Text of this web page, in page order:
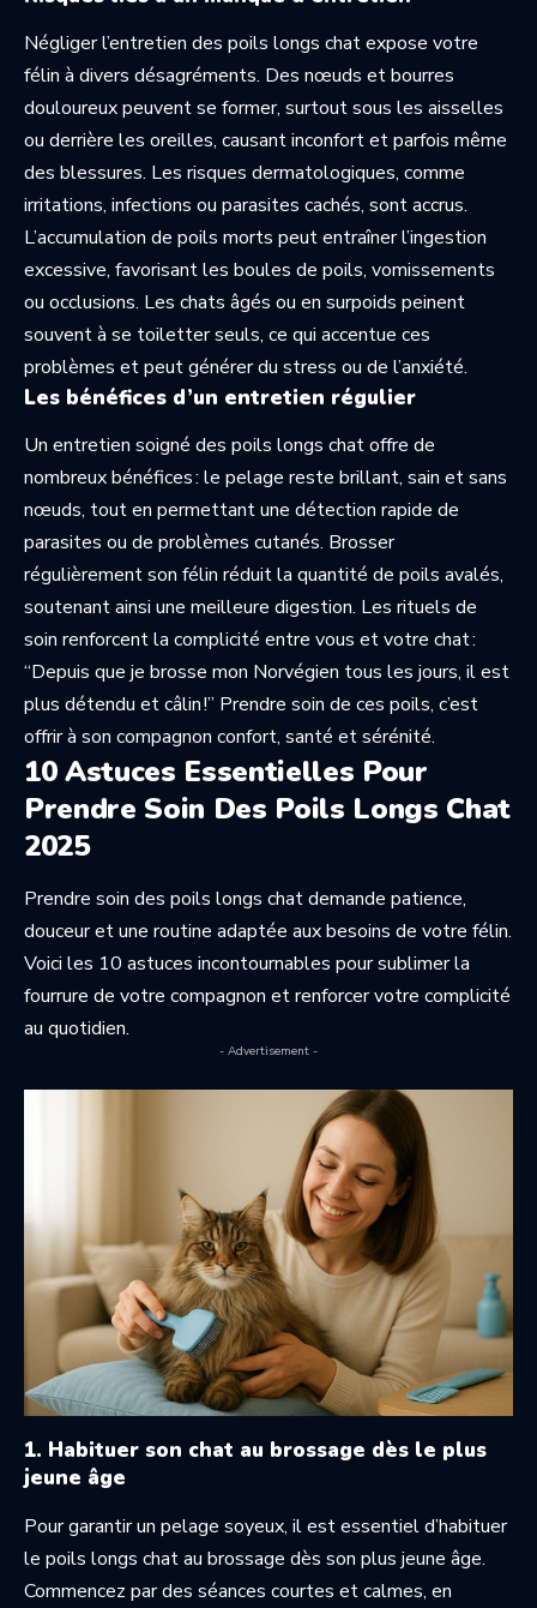
Négliger l’entretien des poils longs chat expose votre
félin à divers désagréments. Des nœuds et bourres
douloureux peuvent se former, surtout sous les aisselles
ou derrière les oreilles, causant inconfort et parfois même
des blessures. Les risques dermatologiques, comme
irritations, infections ou parasites cachés, sont accrus.
L’accumulation de poils morts peut entraîner l’ingestion
excessive, favorisant les boules de poils, vomissements
ou occlusions. Les chats âgés ou en surpoids peinent
souvent à se toiletter seuls, ce qui accentue ces
problèmes et peut générer du stress ou de l’anxiété.
Les bénéfices d’un entretien régulier
Un entretien soigné des poils longs chat offre de
nombreux bénéfices : le pelage reste brillant, sain et sans
nœuds, tout en permettant une détection rapide de
parasites ou de problèmes cutanés. Brosser
régulièrement son félin réduit la quantité de poils avalés,
soutenant ainsi une meilleure digestion. Les rituels de
soin renforcent la complicité entre vous et votre chat :
“Depuis que je brosse mon Norvégien tous les jours, il est
plus détendu et câlin !” Prendre soin de ces poils, c’est
offrir à son compagnon confort, santé et sérénité.
10 Astuces Essentielles Pour
Prendre Soin Des Poils Longs Chat
2025
Prendre soin des poils longs chat demande patience,
douceur et une routine adaptée aux besoins de votre félin.
Voici les 10 astuces incontournables pour sublimer la
fourrure de votre compagnon et renforcer votre complicité
au quotidien.
- Advertisement -
1. Habituer son chat au brossage dès le plus
jeune âge
Pour garantir un pelage soyeux, il est essentiel d’habituer
le poils longs chat au brossage dès son plus jeune âge.
Commencez par des séances courtes et calmes, en